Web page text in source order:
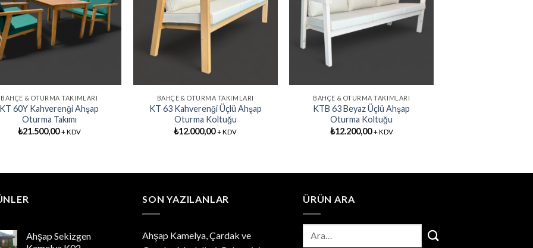
Ekle
BAHÇE & OTURMA TAKIMLARI
KT 60Y Kahverenği Ahşap
Oturma Takımı
₺21.500,00 + KDV
Ekle
BAHÇE & OTURMA TAKIMLARI
KT 63 Kahverenği Üçlü Ahşap
Oturma Koltuğu
₺12.000,00 + KDV
Ekle
BAHÇE & OTURMA TAKIMLARI
KTB 63 Beyaz Üçlü Ahşap
Oturma Koltuğu
₺12.200,00 + KDV
Ahşap Sekizgen
SON YAZILANLAR
Ahşap Kamelya, Çardak ve
ÜRÜN ARA